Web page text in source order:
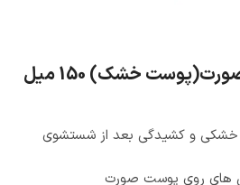
فوم شست و شوی صورت(پوست خشک) 150 میل
خشکی و کشیدگی بعد از شستشوی
های روی پوست صورت